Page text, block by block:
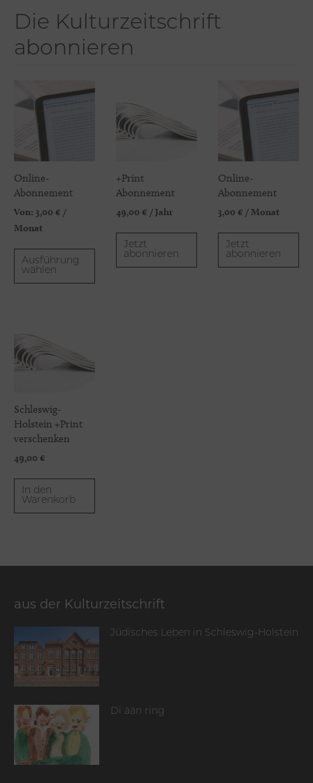
Die Kulturzeitschrift
abonnieren
Online-
Abonnement
Von: 3,00 € /
Monat
Ausführung
wählen
+Print
Abonnement
49,00 € / Jahr
Jetzt
abonnieren
Online-
Abonnement
3,00 € / Monat
Jetzt
abonnieren
Schleswig-
Holstein +Print
verschenken
49,00 €
In den
Warenkorb
aus der Kulturzeitschrift
Jüdisches Leben in Schleswig-Holstein
Di ään ring